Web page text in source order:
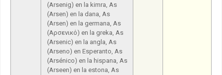
(Arsenig) en la kimra, As
(Arsen) en la dana, As
(Arsen) en la germana, As
(Αρσενικό) en la greka, As
(Arsenic) en la angla, As
(Arseno) en Esperanto, As
(Arsénico) en la hispana, As
(Arseen) en la estona, As